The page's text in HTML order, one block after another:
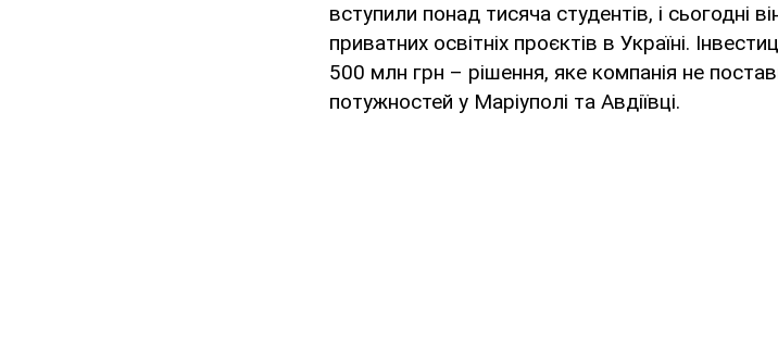
вступили понад тисяча студентів, і сьогодні
приватних освітніх проєктів в Україні.
500 млн грн – рішення, яке компанія не
потужностей у Маріуполі та Авдіївці.